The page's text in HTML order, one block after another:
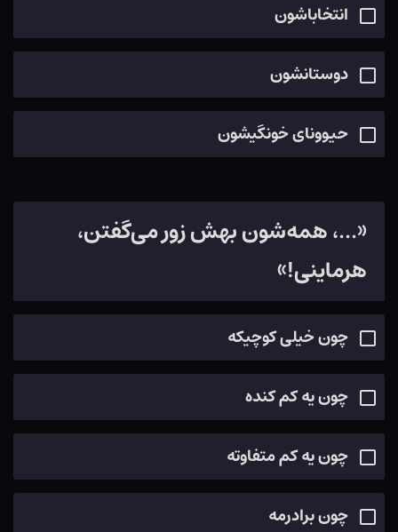
انتخاباشون
دوستانشون
حیوونای خونگیشون
«...، همه‌شون بهش زور می‌گفتن،
هرماینی!»
چون خیلی کوچیکه
چون یه کم کنده
چون یه کم متفاوته
چون برادرمه